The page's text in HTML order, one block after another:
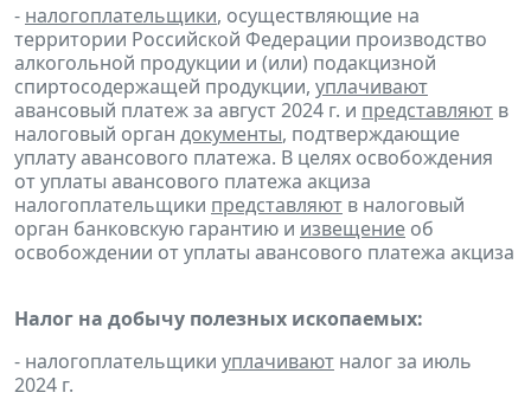
- налогоплательщики, осуществляющие на
территории Российской Федерации производство
алкогольной продукции и (или) подакцизной
спиртосодержащей продукции, уплачивают
авансовый платеж за август 2024 г. и представляют в
налоговый орган документы, подтверждающие
уплату авансового платежа. В целях освобождения
от уплаты авансового платежа акциза
налогоплательщики представляют в налоговый
орган банковскую гарантию и извещение об
освобождении от уплаты авансового платежа акциза
Налог на добычу полезных ископаемых:
- налогоплательщики уплачивают налог за июль
2024 г.